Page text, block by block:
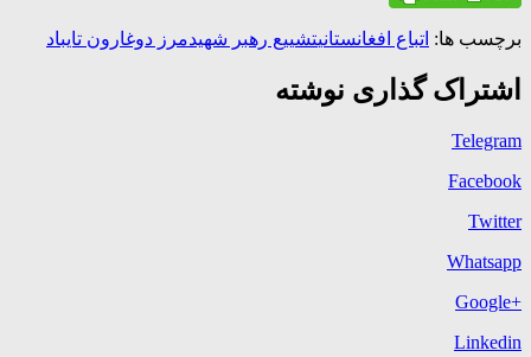
برچسب ها: اتباع افغانستانیتشییع رهبر شهیدمرز دوغارون تایباد
اشتراک گذاری نوشته
Telegram
Facebook
Twitter
Whatsapp
+Google
Linkedin